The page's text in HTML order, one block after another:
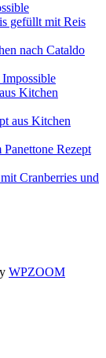
gefüllt mit Reis
nach Cataldo
Kitchen
aus Kitchen
Rezept
Cranberries und
WPZOOM